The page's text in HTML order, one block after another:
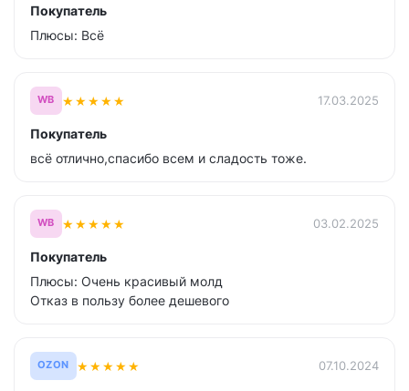
Покупатель
Плюсы: Всё
WB ★★★★★ 17.03.2025
Покупатель
всё отлично,спасибо всем и сладость тоже.
WB ★★★★★ 03.02.2025
Покупатель
Плюсы: Очень красивый молд
Отказ в пользу более дешевого
OZON ★★★★★ 07.10.2024